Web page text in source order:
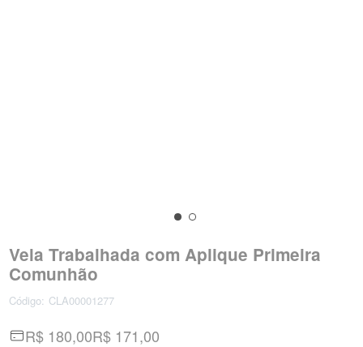
Vela Trabalhada com Aplique Primeira
Comunhão
Código: CLA00001277
R$ 180,00R$ 171,00